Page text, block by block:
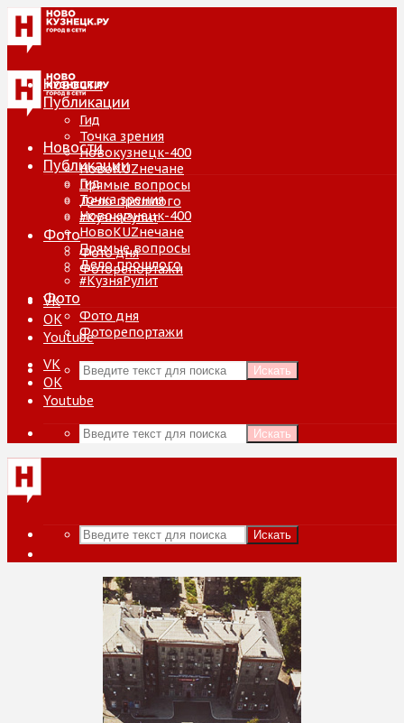
Новости
Публикации
Гид
Точка зрения
Новокузнецк-400
НовоKUZнечане
Прямые вопросы
Дело прошлого
#КузняРулит
Фото
Фото дня
Фоторепортажи
VK
ОК
Youtube
Искать
Новости
Публикации
Гид
Точка зрения
Новокузнецк-400
НовоKUZнечане
Прямые вопросы
Дело прошлого
#КузняРулит
Фото
Фото дня
Фоторепортажи
VK
ОК
Youtube
Искать
Искать